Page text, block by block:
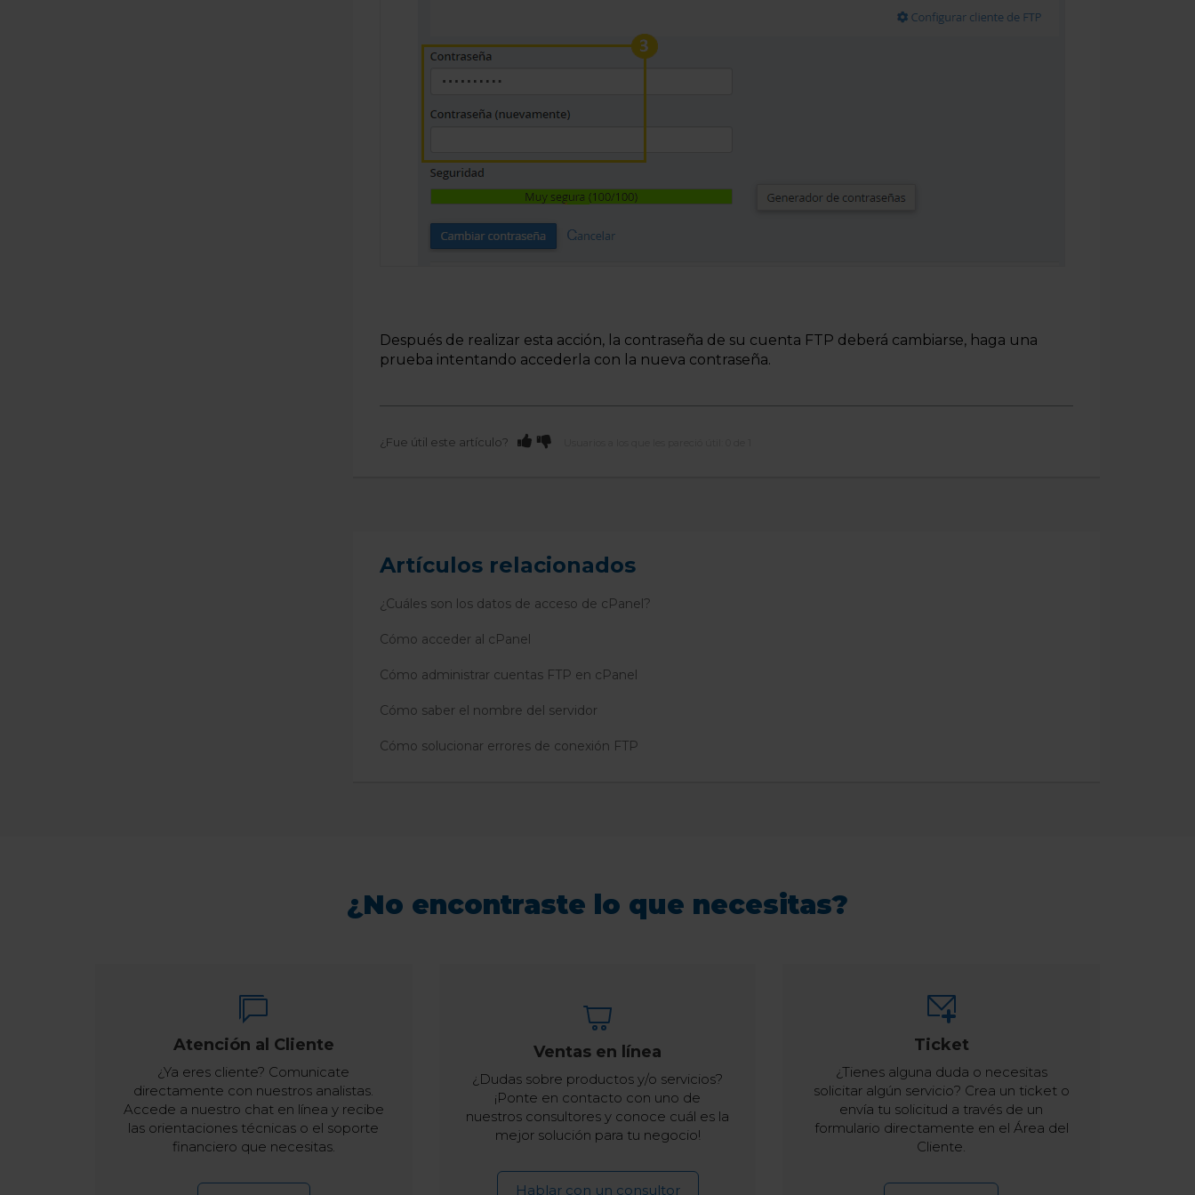
Después de realizar esta acción, la contraseña de su cuenta FTP deberá cambiarse, haga una
prueba intentando accederla con la nueva contraseña.
¿Fue útil este artículo?
Artículos relacionados
¿Cuáles son los datos de acceso de cPanel?
Cómo acceder al cPanel
Cómo administrar cuentas FTP en cPanel
Cómo saber el nombre del servidor
Cómo solucionar errores de conexión FTP
¿No encontraste lo que necesitas?
Atención al Cliente
¿Ya eres cliente? Comunicate
directamente con nuestros analistas.
Accede a nuestro chat en línea y recibe
las orientaciones técnicas o el soporte
financiero que necesitas.
Ventas en línea
¿Dudas sobre productos y/o servicios?
¡Ponte en contacto con uno de
nuestros consultores y conoce cuál es la
mejor solución para tu negocio!
Hablar con un consultor
Ticket
¿Tienes alguna duda o necesitas
solicitar algún servicio? Crea un ticket o
envía tu solicitud a través de un
formulario directamente en el Área del
Cliente.